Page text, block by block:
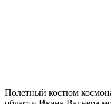
Полетный костюм